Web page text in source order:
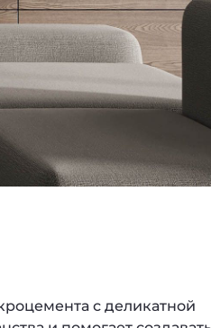
с деликатной